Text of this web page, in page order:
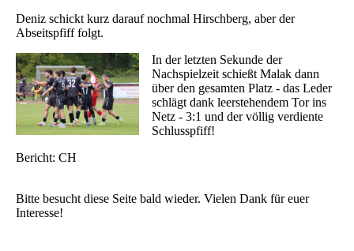
Deniz schickt kurz darauf nochmal Hirschberg, aber der
Abseitspfiff folgt.
In der letzten Sekunde der
Nachspielzeit schießt Malak dann
über den gesamten Platz - das Leder
schlägt dank leerstehendem Tor ins
Netz - 3:1 und der völlig verdiente
Schlusspfiff!
Bericht: CH
Bitte besucht diese Seite bald wieder. Vielen Dank für euer
Interesse!